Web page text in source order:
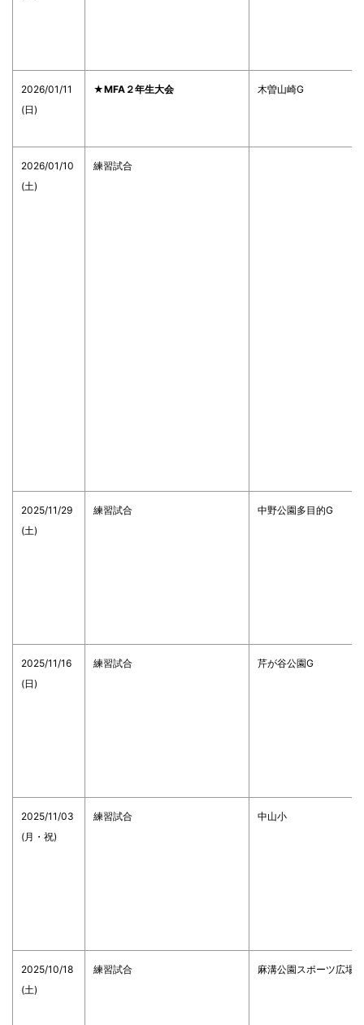
2026/01/11
(日)
★MFA２年生大会 木曽山崎G
2026/01/10
(土)
練習試合
2025/11/29
(土)
練習試合 中野公園多目的G
2025/11/16
(日)
練習試合 芹が谷公園G
2025/11/03
(月・祝)
練習試合 中山小
2025/10/18
(土)
練習試合 麻溝公園スポーツ広場